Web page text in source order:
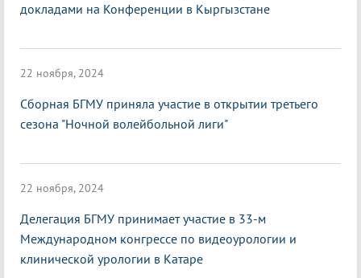
докладами на Конференции в Кыргызстане
22 ноября, 2024
Сборная БГМУ приняла участие в открытии третьего
сезона "Ночной волейбольной лиги"
22 ноября, 2024
Делегация БГМУ принимает участие в 33-м
Международном конгрессе по видеоурологии и
клинической урологии в Катаре